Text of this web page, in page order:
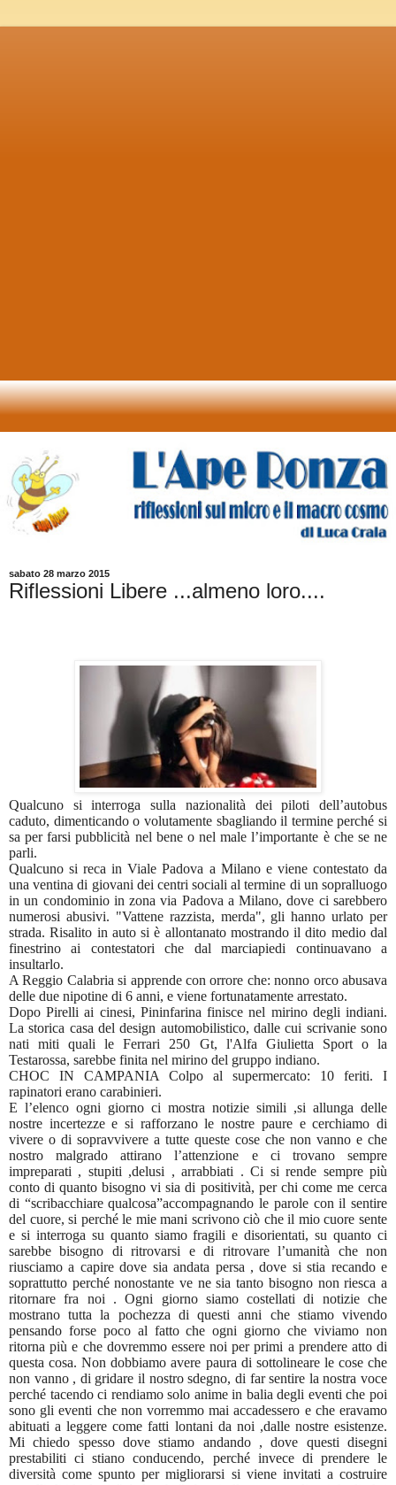
sabato 28 marzo 2015
Riflessioni Libere ...almeno loro....
Qualcuno si interroga sulla nazionalità dei piloti dell’autobus
caduto, dimenticando o volutamente sbagliando il termine perché si
sa per farsi pubblicità nel bene o nel male l’importante è che se ne
parli.
Qualcuno si reca in Viale Padova a Milano e viene contestato da
una ventina di giovani dei centri sociali al termine di un sopralluogo
in un condominio in zona via Padova a Milano, dove ci sarebbero
numerosi abusivi. "Vattene razzista, merda", gli hanno urlato per
strada. Risalito in auto si è allontanato mostrando il dito medio dal
finestrino ai contestatori che dal marciapiedi continuavano a
insultarlo.
A Reggio Calabria si apprende con orrore che: nonno orco abusava
delle due nipotine di 6 anni, e viene fortunatamente arrestato.
Dopo Pirelli ai cinesi, Pininfarina finisce nel mirino degli indiani.
La storica casa del design automobilistico, dalle cui scrivanie sono
nati miti quali le Ferrari 250 Gt, l'Alfa Giulietta Sport o la
Testarossa, sarebbe finita nel mirino del gruppo indiano.
CHOC IN CAMPANIA Colpo al supermercato: 10 feriti. I
rapinatori erano carabinieri.
E l’elenco ogni giorno ci mostra notizie simili ,si allunga delle
nostre incertezze e si rafforzano le nostre paure e cerchiamo di
vivere o di sopravvivere a tutte queste cose che non vanno e che
nostro malgrado attirano l’attenzione e ci trovano sempre
impreparati , stupiti ,delusi , arrabbiati . Ci si rende sempre più
conto di quanto bisogno vi sia di positività, per chi come me cerca
di “scribacchiare qualcosa”accompagnando le parole con il sentire
del cuore, si perché le mie mani scrivono ciò che il mio cuore sente
e si interroga su quanto siamo fragili e disorientati, su quanto ci
sarebbe bisogno di ritrovarsi e di ritrovare l’umanità che non
riusciamo a capire dove sia andata persa , dove si stia recando e
soprattutto perché nonostante ve ne sia tanto bisogno non riesca a
ritornare fra noi . Ogni giorno siamo costellati di notizie che
mostrano tutta la pochezza di questi anni che stiamo vivendo
pensando forse poco al fatto che ogni giorno che viviamo non
ritorna più e che dovremmo essere noi per primi a prendere atto di
questa cosa. Non dobbiamo avere paura di sottolineare le cose che
non vanno , di gridare il nostro sdegno, di far sentire la nostra voce
perché tacendo ci rendiamo solo anime in balia degli eventi che poi
sono gli eventi che non vorremmo mai accadessero e che eravamo
abituati a leggere come fatti lontani da noi ,dalle nostre esistenze.
Mi chiedo spesso dove stiamo andando , dove questi disegni
prestabiliti ci stiano conducendo, perché invece di prendere le
diversità come spunto per migliorarsi si viene invitati a costruire